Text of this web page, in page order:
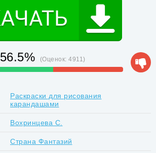
56.5% (Оценок: 4911)
Раскраски для рисования
карандашами
Вохринцева С.
Страна Фантазий